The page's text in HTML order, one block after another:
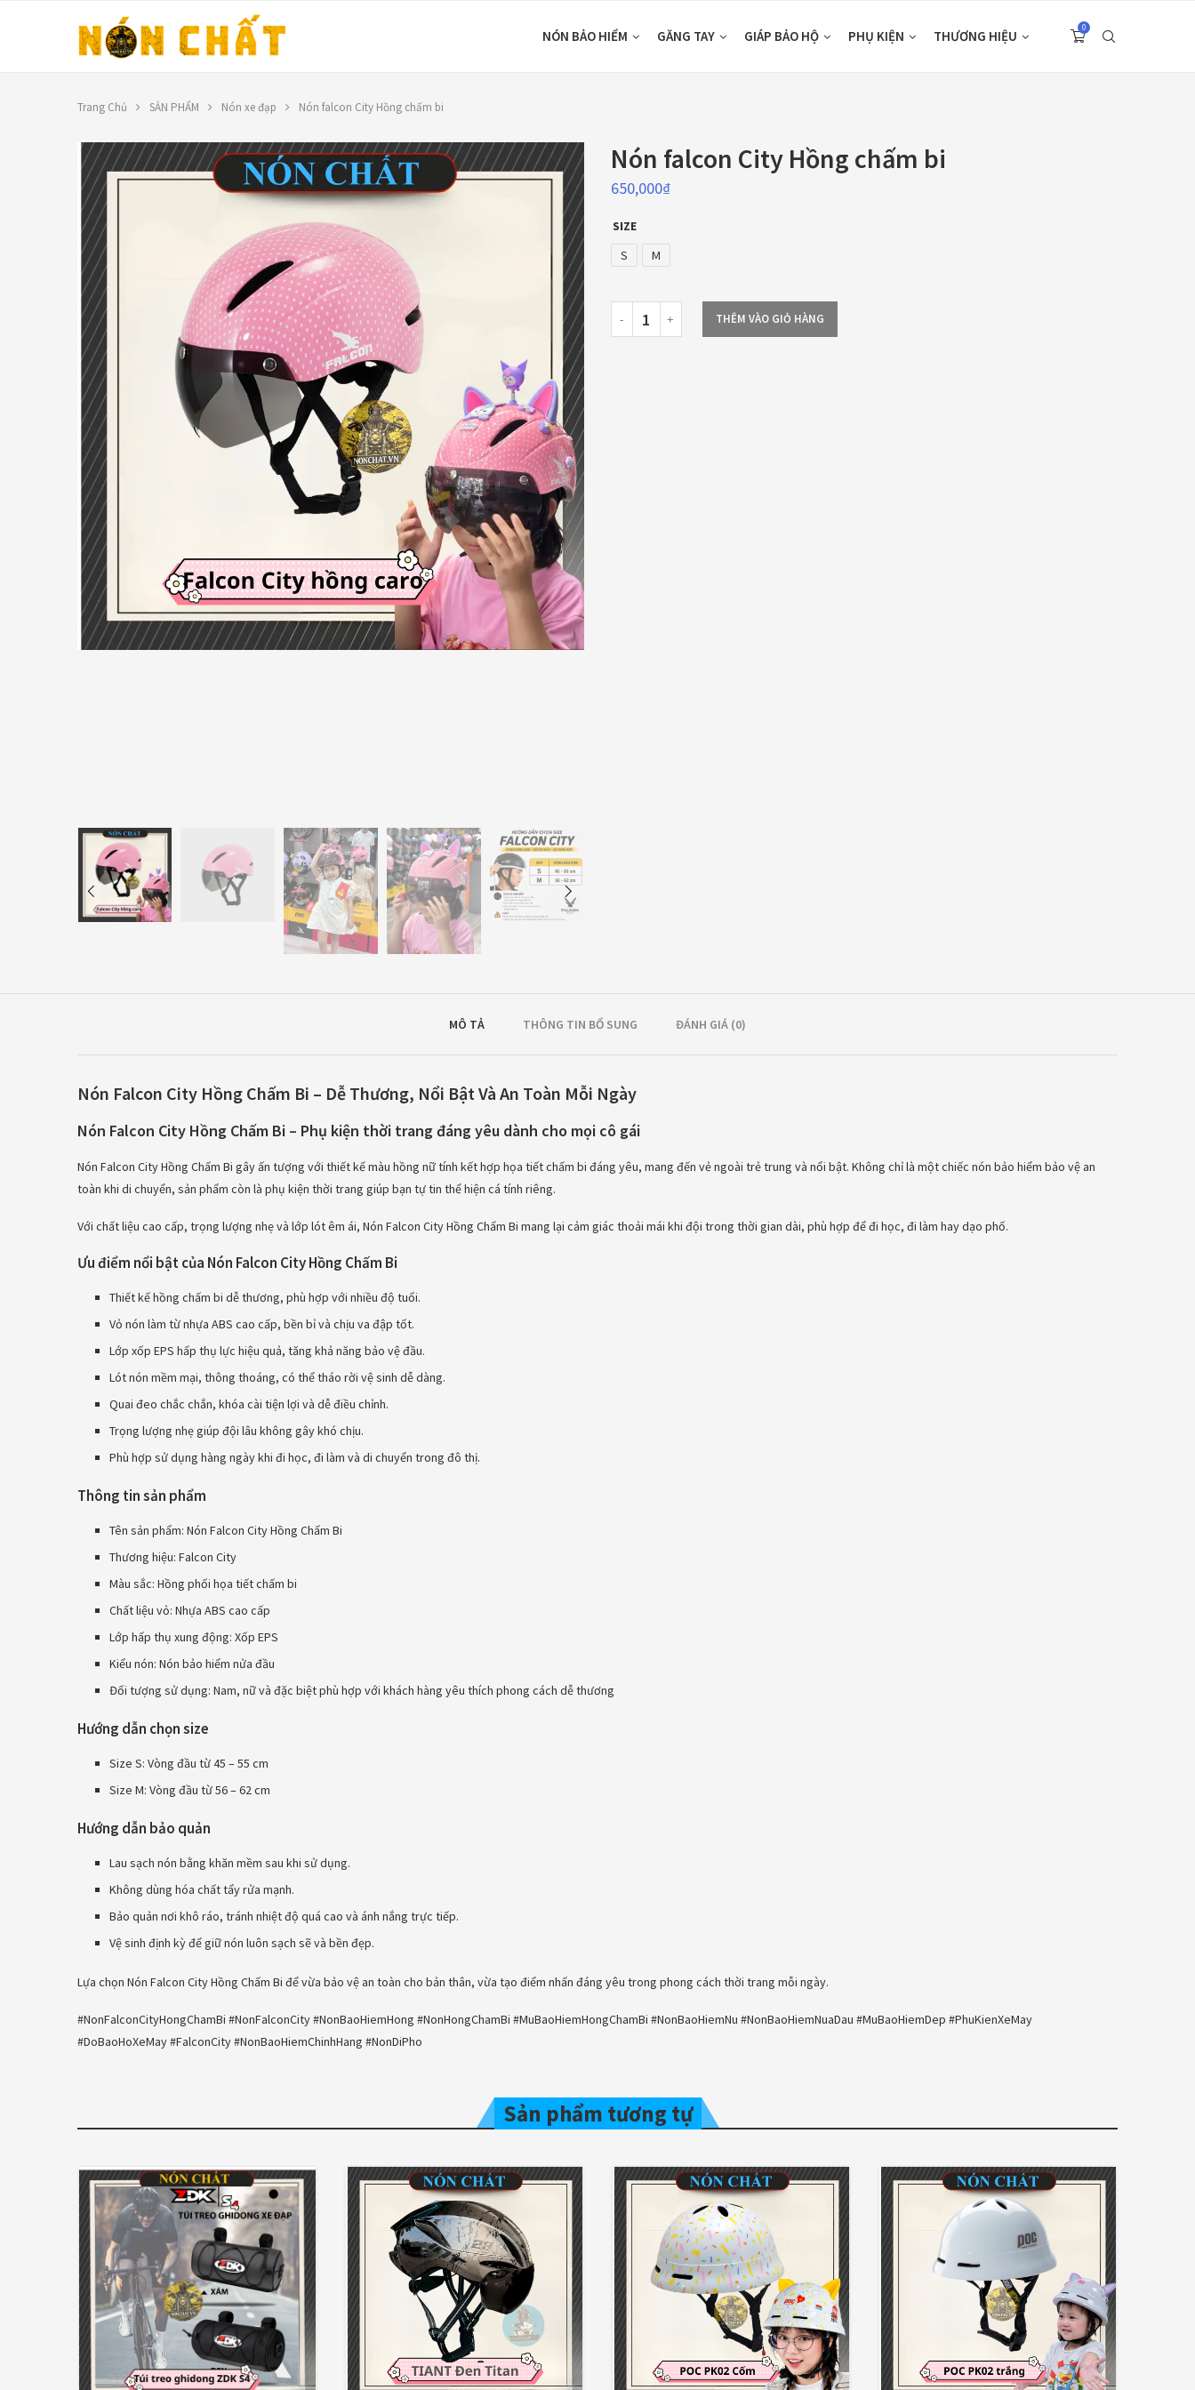
NÓN BẢO HIỂM GĂNG TAY GIÁP BẢO HỘ PHỤ KIỆN THƯƠNG HIỆU
0
Trang Chủ SẢN PHẨM Nón xe đạp Nón falcon City Hồng chấm bi
Nón falcon City Hồng chấm bi
650,000₫
SIZE
S
M
THÊM VÀO GIỎ HÀNG
MÔ TẢ THÔNG TIN BỔ SUNG ĐÁNH GIÁ (0)
Nón Falcon City Hồng Chấm Bi – Dễ Thương, Nổi Bật Và An Toàn Mỗi Ngày
Nón Falcon City Hồng Chấm Bi – Phụ kiện thời trang đáng yêu dành cho mọi cô gái
Nón Falcon City Hồng Chấm Bi gây ấn tượng với thiết kế màu hồng nữ tính kết hợp họa tiết chấm bi đáng yêu, mang đến vẻ ngoài trẻ trung và nổi bật. Không chỉ là một chiếc nón bảo hiểm bảo vệ an
toàn khi di chuyển, sản phẩm còn là phụ kiện thời trang giúp bạn tự tin thể hiện cá tính riêng.
Với chất liệu cao cấp, trọng lượng nhẹ và lớp lót êm ái, Nón Falcon City Hồng Chấm Bi mang lại cảm giác thoải mái khi đội trong thời gian dài, phù hợp để đi học, đi làm hay dạo phố.
Ưu điểm nổi bật của Nón Falcon City Hồng Chấm Bi
Thiết kế hồng chấm bi dễ thương, phù hợp với nhiều độ tuổi.
Vỏ nón làm từ nhựa ABS cao cấp, bền bỉ và chịu va đập tốt.
Lớp xốp EPS hấp thụ lực hiệu quả, tăng khả năng bảo vệ đầu.
Lót nón mềm mại, thông thoáng, có thể tháo rời vệ sinh dễ dàng.
Quai đeo chắc chắn, khóa cài tiện lợi và dễ điều chỉnh.
Trọng lượng nhẹ giúp đội lâu không gây khó chịu.
Phù hợp sử dụng hàng ngày khi đi học, đi làm và di chuyển trong đô thị.
Thông tin sản phẩm
Tên sản phẩm: Nón Falcon City Hồng Chấm Bi
Thương hiệu: Falcon City
Màu sắc: Hồng phối họa tiết chấm bi
Chất liệu vỏ: Nhựa ABS cao cấp
Lớp hấp thụ xung động: Xốp EPS
Kiểu nón: Nón bảo hiểm nửa đầu
Đối tượng sử dụng: Nam, nữ và đặc biệt phù hợp với khách hàng yêu thích phong cách dễ thương
Hướng dẫn chọn size
Size S: Vòng đầu từ 45 – 55 cm
Size M: Vòng đầu từ 56 – 62 cm
Hướng dẫn bảo quản
Lau sạch nón bằng khăn mềm sau khi sử dụng.
Không dùng hóa chất tẩy rửa mạnh.
Bảo quản nơi khô ráo, tránh nhiệt độ quá cao và ánh nắng trực tiếp.
Vệ sinh định kỳ để giữ nón luôn sạch sẽ và bền đẹp.
Lựa chọn Nón Falcon City Hồng Chấm Bi để vừa bảo vệ an toàn cho bản thân, vừa tạo điểm nhấn đáng yêu trong phong cách thời trang mỗi ngày.
#NonFalconCityHongChamBi #NonFalconCity #NonBaoHiemHong #NonHongChamBi #MuBaoHiemHongChamBi #NonBaoHiemNu #NonBaoHiemNuaDau #MuBaoHiemDep #PhuKienXeMay
#DoBaoHoXeMay #FalconCity #NonBaoHiemChinhHang #NonDiPho
Sản phẩm tương tự